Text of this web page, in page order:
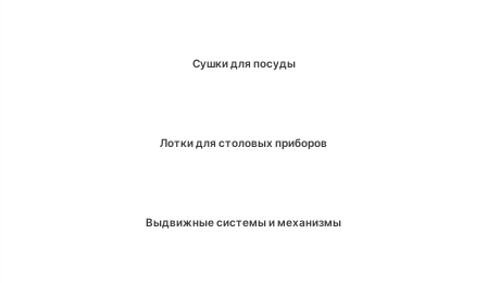
Сушки для посуды
Лотки для столовых приборов
Выдвижные системы и механизмы